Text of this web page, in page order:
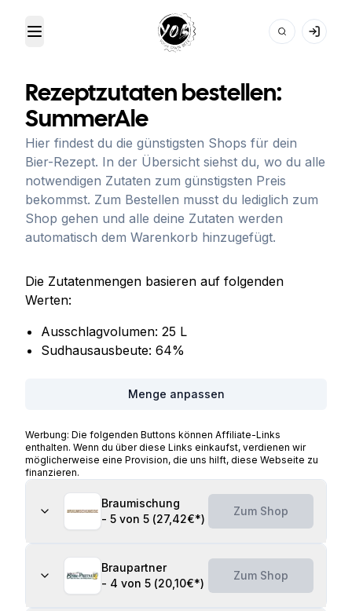
Toggle Menu Your Own Beer
Rezeptzutaten bestellen:
SummerAle
Hier findest du die günstigsten Shops für dein
Bier-Rezept. In der Übersicht siehst du, wo du alle
notwendigen Zutaten zum günstigsten Preis
bekommst. Zum Bestellen musst du lediglich zum
Shop gehen und alle deine Zutaten werden
automatisch dem Warenkorb hinzugefügt.
Die Zutatenmengen basieren auf folgenden
Werten:
Ausschlagvolumen: 25 L
Sudhausausbeute: 64%
Menge anpassen
Werbung: Die folgenden Buttons können Affiliate-Links
enthalten. Wenn du über diese Links einkaufst, verdienen wir
möglicherweise eine Provision, die uns hilft, diese Webseite zu
finanzieren.
Braumischung
- 5 von 5 (27,42€*)
Zum Shop
Braupartner
- 4 von 5 (20,10€*)
Zum Shop